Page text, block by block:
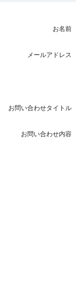
お名前
メールアドレス
お問い合わせタイトル
お問い合わせ内容